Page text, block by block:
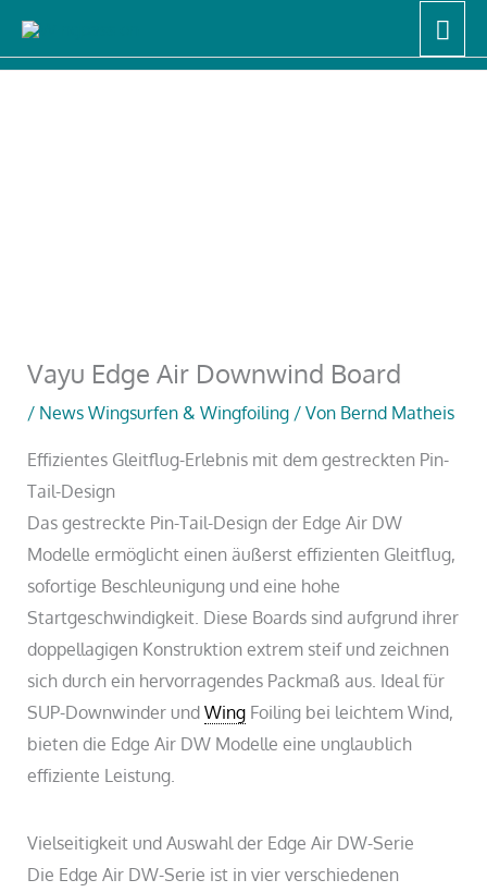
Start
Vayu Edge Air Downwind Board
/ News Wingsurfen & Wingfoiling / Von Bernd Matheis
Effizientes Gleitflug-Erlebnis mit dem gestreckten Pin-
Tail-Design
Das gestreckte Pin-Tail-Design der Edge Air DW
Modelle ermöglicht einen äußerst effizienten Gleitflug,
sofortige Beschleunigung und eine hohe
Startgeschwindigkeit. Diese Boards sind aufgrund ihrer
doppellagigen Konstruktion extrem steif und zeichnen
sich durch ein hervorragendes Packmaß aus. Ideal für
SUP-Downwinder undWing Foiling bei leichtem Wind,
bieten die Edge Air DW Modelle eine unglaublich
effiziente Leistung.
Vielseitigkeit und Auswahl der Edge Air DW-Serie
Die Edge Air DW-Serie ist in vier verschiedenen